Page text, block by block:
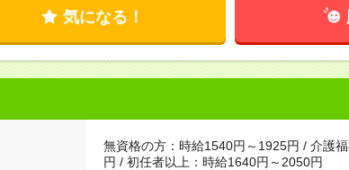
気になる！
無資格の方：時給1540円～1925円 / 介護
円 / 初任者以上：時給1640円～2050円